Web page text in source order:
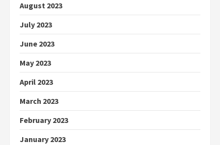
August 2023
July 2023
June 2023
May 2023
April 2023
March 2023
February 2023
January 2023